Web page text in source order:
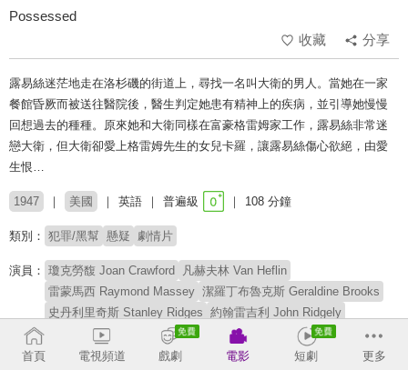
Possessed
收藏
分享
露易絲迷茫地走在洛杉磯的街道上，尋找一名叫大衛的男人。當她在一家
餐館昏厥而被送往醫院後，醫生判定她患有精神上的疾病，並引導她慢慢
回想過去的種種。原來她和大衛同樣在富豪格雷姆家工作，露易絲非常迷
戀大衛，但大衛卻愛上格雷姆先生的女兒卡羅，讓露易絲傷心欲絕，由愛
生恨…
1947 美國 英語 普遍級 108 分鐘
類別： 犯罪/黑幫 懸疑 劇情片
演員： 瓊克勞馥 Joan Crawford
凡赫夫林 Van Heflin
雷蒙馬西 Raymond Massey 潔羅丁布魯克斯 Geraldine Brooks
史丹利里奇斯 Stanley Ridges 約翰雷吉利 John Ridgely
摩洛尼奧爾森 Moroni Olsen
厄斯金桑福德 Erskine Sanford
彼得邁爾士 Peter Miles
雅各布吉姆佩爾 Jakob Gimpel
首頁 電視頻道 戲劇 電影 短劇 更多